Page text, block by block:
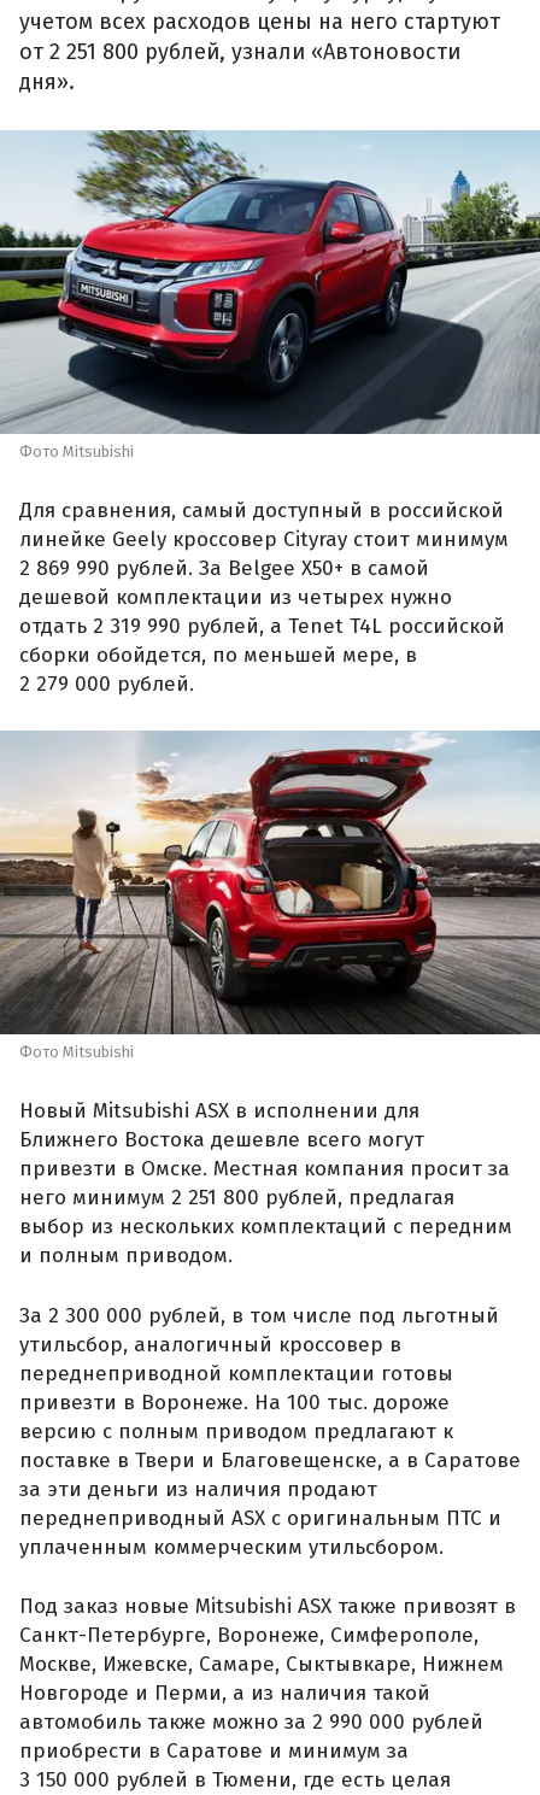
учетом всех расходов цены на него стартуют
от 2 251 800 рублей, узнали «Автоновости
дня».
Фото Mitsubishi
Для сравнения, самый доступный в российской
линейке Geely кроссовер Cityray стоит минимум
2 869 990 рублей. За Belgee X50+ в самой
дешевой комплектации из четырех нужно
отдать 2 319 990 рублей, а Tenet T4L российской
сборки обойдется, по меньшей мере, в
2 279 000 рублей.
Фото Mitsubishi
Новый Mitsubishi ASX в исполнении для
Ближнего Востока дешевле всего могут
привезти в Омске. Местная компания просит за
него минимум 2 251 800 рублей, предлагая
выбор из нескольких комплектаций с передним
и полным приводом.
За 2 300 000 рублей, в том числе под льготный
утильсбор, аналогичный кроссовер в
переднеприводной комплектации готовы
привезти в Воронеже. На 100 тыс. дороже
версию с полным приводом предлагают к
поставке в Твери и Благовещенске, а в Саратове
за эти деньги из наличия продают
переднеприводный ASX с оригинальным ПТС и
уплаченным коммерческим утильсбором.
Под заказ новые Mitsubishi ASX также привозят в
Санкт-Петербурге, Воронеже, Симферополе,
Москве, Ижевске, Самаре, Сыктывкаре, Нижнем
Новгороде и Перми, а из наличия такой
автомобиль также можно за 2 990 000 рублей
приобрести в Саратове и минимум за
3 150 000 рублей в Тюмени, где есть целая